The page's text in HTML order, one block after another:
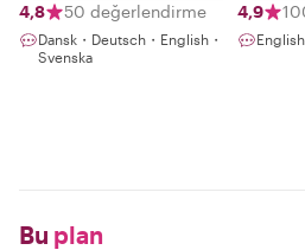
4,8 50 değerlendirme
Dansk・Deutsch・English・
Svenska
4,9
Bu plan